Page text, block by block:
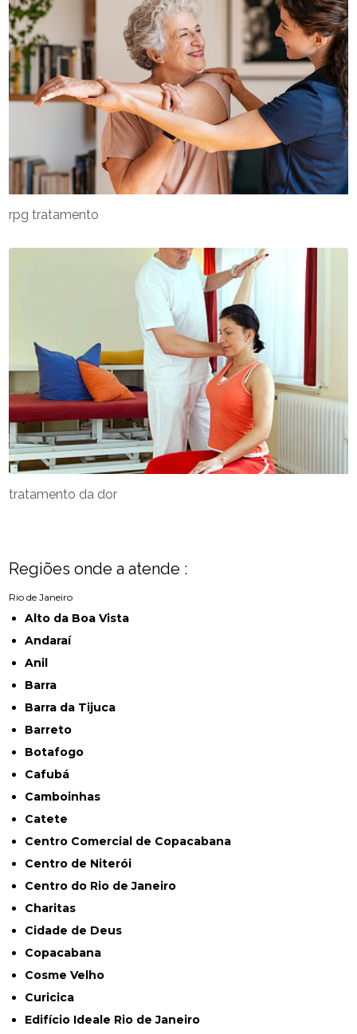
tratamento da dor
rpg tratamento
Regiões onde a atende :
Rio de Janeiro
Alto da Boa Vista
Andaraí
Anil
Barra
Barra da Tijuca
Barreto
Botafogo
Cafubá
Camboinhas
Catete
Centro Comercial de Copacabana
Centro de Niterói
Centro do Rio de Janeiro
Charitas
Cidade de Deus
Copacabana
Cosme Velho
Curicica
Edifício Ideale Rio de Janeiro